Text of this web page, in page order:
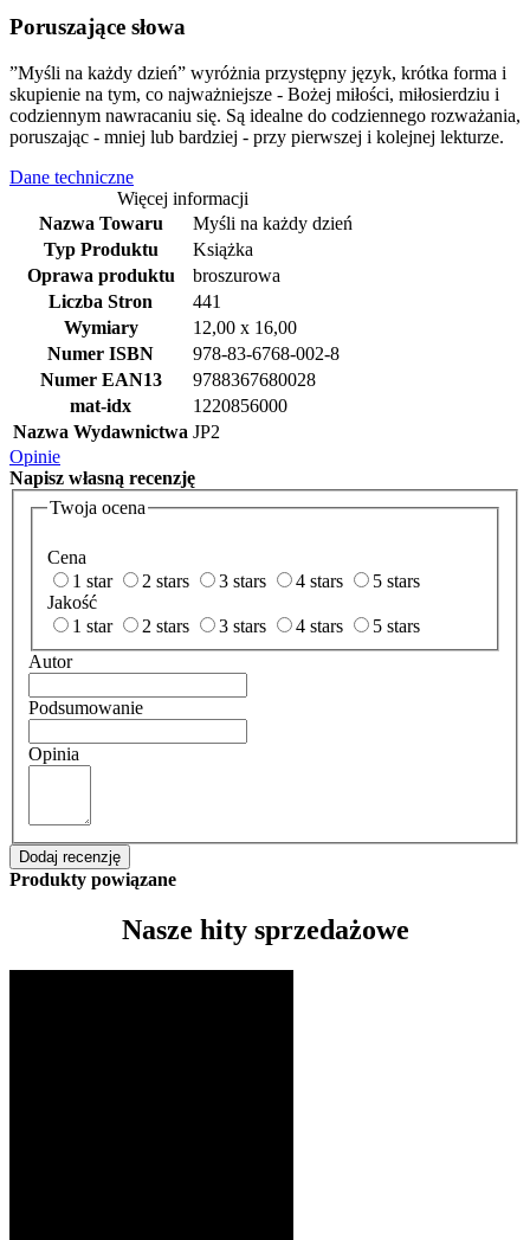
Poruszające słowa
”Myśli na każdy dzień” wyróżnia przystępny język, krótka forma i
skupienie na tym, co najważniejsze - Bożej miłości, miłosierdziu i
codziennym nawracaniu się. Są idealne do codziennego rozważania,
poruszając - mniej lub bardziej - przy pierwszej i kolejnej lekturze.
Dane techniczne
Więcej informacji
Nazwa Towaru
Myśli na każdy dzień
Typ Produktu
Książka
Oprawa produktu
broszurowa
Liczba Stron
441
Wymiary
12,00 x 16,00
Numer ISBN
978-83-6768-002-8
Numer EAN13
9788367680028
mat-idx
1220856000
Nazwa Wydawnictwa JP2
Opinie
Napisz własną recenzję
Twoja ocena
Cena
1 star
2 stars 3 stars 4 stars
5 stars
Jakość
1 star
2 stars 3 stars 4 stars
5 stars
Autor
Podsumowanie
Opinia
Dodaj recenzję
Produkty powiązane
Nasze hity sprzedażowe